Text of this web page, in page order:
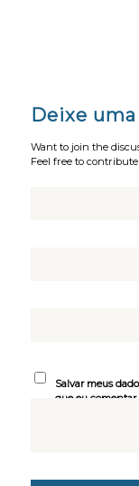
Deixe
Want to join the
Feel free to contribute!
Salvar meus
que eu comentar.